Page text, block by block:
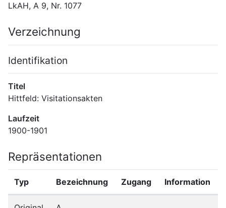
LkAH, A 9, Nr. 1077
Verzeichnung
Identifikation
Titel
Hittfeld: Visitationsakten
Laufzeit
1900-1901
Repräsentationen
Typ Bezeichnung Zugang Information